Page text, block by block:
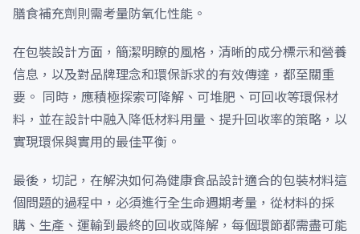
膳食補充劑則需考量防氧化性能。
在包裝設計方面，簡潔明瞭的風格，清晰的成分標示和營養
信息，以及對品牌理念和環保訴求的有效傳達，都至關重
要。 同時，應積極探索可降解、可堆肥、可回收等環保材
料，並在設計中融入降低材料用量、提升回收率的策略，以
實現環保與實用的最佳平衡。
最後，切記，在解決如何為健康食品設計適合的包裝材料這
個問題的過程中，必須進行全生命週期考量，從材料的採
購、生產、運輸到最終的回收或降解，每個環節都需盡可能